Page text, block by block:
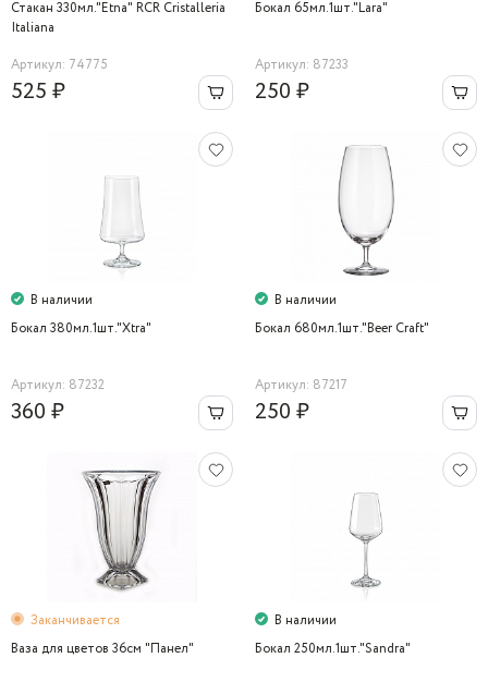
Стакан 330мл."Etna" RCR Cristalleria
Italiana
Артикул: 74775
525 ₽
Бокал 65мл.1шт."Lara"
Артикул: 87233
250 ₽
В наличии
Бокал 380мл.1шт."Xtra"
Артикул: 87232
360 ₽
В наличии
Бокал 680мл.1шт."Beer Craft"
Артикул: 87217
250 ₽
Заканчивается
Ваза для цветов 36cм "Панел"
В наличии
Бокал 250мл.1шт."Sandra"